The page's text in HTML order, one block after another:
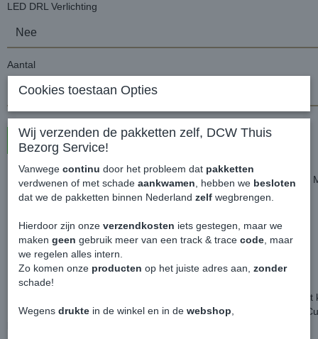
LED DRL Verlichting
Aantal
In winkelwagen
Hybride Voorbumper Golf 8 GTI Custom Made - Volkswagen Caddy
Nu is het mogelijk om een Custom Made bumper te bestellen.
Deze versie betreft de Volkswagen Golf 8 GTI.
Dat betekent dat alle onderste grille van een Golf afkomen.
Bumper word altijd geleverd zodat er een losse boven grille op
Mocht je in dezelfde style willen blijven, op aanvraag is er ook een
Cookies toestaan Opties
Wij verzenden de pakketten zelf, DCW Thuis
Bezorg Service!
Vanwege continu door het probleem dat pakketten
verdwenen of met schade aankwamen , hebben we besloten
dat we de pakketten binnen Nederland zelf wegbrengen.
Hierdoor zijn onze verzendkosten iets gestegen, maar we
maken geen gebruik meer van een track & trace code , maar
we regelen alles intern.
Zo komen onze producten op het juiste adres aan, zonder
schade!
Wegens drukte in de winkel en in de webshop